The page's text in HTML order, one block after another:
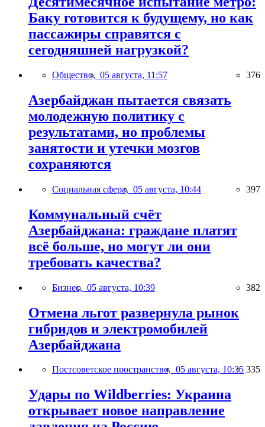
Баку готовится к будущему, но как
пассажиры справятся с
сегодняшней нагрузкой?
Общество, 05 августа, 11:57 376
Азербайджан пытается связать
молодежную политику с
результатами, но проблемы
занятости и утечки мозгов
сохраняются
Социальная сфера, 05 августа, 10:44 397
Коммунальный счёт
Азербайджана: граждане платят
всё больше, но могут ли они
требовать качества?
Бизнес, 05 августа, 10:39 382
Отмена льгот развернула рынок
гибридов и электромобилей
Азербайджана
Постсоветское пространство, 05 августа, 10:35 335
Удары по Wildberries: Украина
открывает новое направление